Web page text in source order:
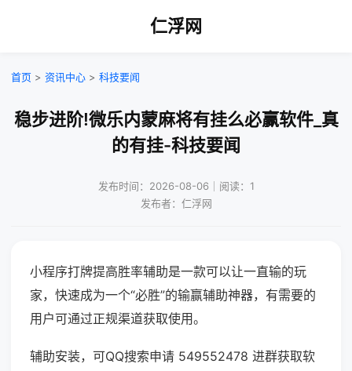
仁浮网
首页 > 资讯中心 > 科技要闻
稳步进阶!微乐内蒙麻将有挂么必赢软件_真
的有挂-科技要闻
发布时间：2026-08-06｜阅读：1
发布者：仁浮网
小程序打牌提高胜率辅助是一款可以让一直输的玩
家，快速成为一个“必胜”的输赢辅助神器，有需要的
用户可通过正规渠道获取使用。
辅助安装，可QQ搜索申请 549552478 进群获取软